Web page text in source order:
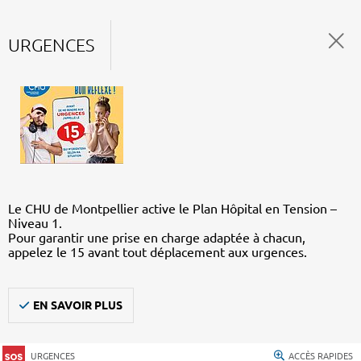
URGENCES
Le CHU de Montpellier active le Plan Hôpital en Tension –
Niveau 1.
Pour garantir une prise en charge adaptée à chacun,
appelez le 15 avant tout déplacement aux urgences.
EN SAVOIR PLUS
URGENCES ACCÈS RAPIDES